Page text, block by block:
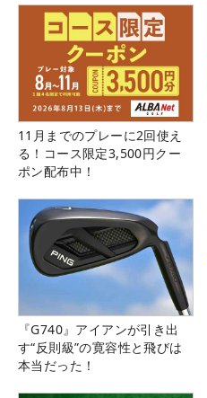
11月までのプレーに2回使え
る！コース限定3,500円クー
ポン配布中！
『G740』アイアンが引き出
す“反則級”の寛容性と飛びは
本当だった！